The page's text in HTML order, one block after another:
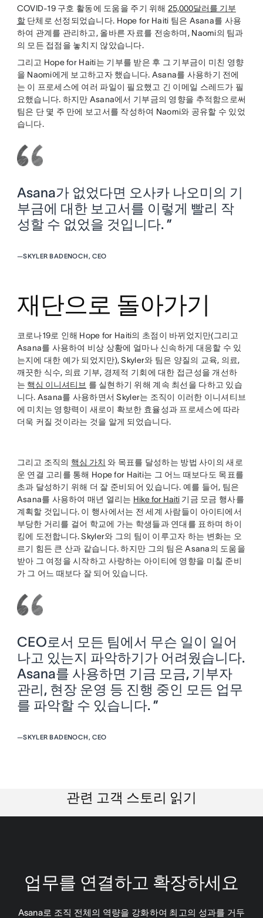
COVID-19 구호 활동에 도움을 주기 위해 25,000달러를 기부
할단체로 선정되었습니다. Hope for Haiti 팀은 Asana를 사용
하여 관계를 관리하고, 올바른 자료를 전송하며, Naomi의 팀과
의 모든 접점을 놓치지 않았습니다.
그리고 Hope for Haiti는 기부를 받은 후 그 기부금이 미친 영향
을 Naomi에게 보고하고자 했습니다. Asana를 사용하기 전에
는 이 프로세스에 여러 파일이 필요했고 긴 이메일 스레드가 필
요했습니다. 하지만 Asana에서 기부금의 영향을 추적함으로써
팀은 단 몇 주 만에 보고서를 작성하여 Naomi와 공유할 수 있었
습니다.
Asana가 없었다면 오사카 나오미의 기
부금에 대한 보고서를 이렇게 빨리 작
성할 수 없었을 것입니다. ”
—SKYLER BADENOCH, CEO
재단으로 돌아가기
코로나19로 인해 Hope for Haiti의 초점이 바뀌었지만(그리고
Asana를 사용하여 비상 상황에 얼마나 신속하게 대응할 수 있
는지에 대한 예가 되었지만), Skyler와 팀은 양질의 교육, 의료,
깨끗한 식수, 의료 기부, 경제적 기회에 대한 접근성을 개선하
는 핵심 이니셔티브 를 실현하기 위해 계속 최선을 다하고 있습
니다. Asana를 사용하면서 Skyler는 조직이 이러한 이니셔티브
에 미치는 영향력이 새로이 확보한 효율성과 프로세스에 따라
더욱 커질 것이라는 것을 알게 되었습니다.
그리고 조직의 핵심 가치 와 목표를 달성하는 방법 사이의 새로
운 연결 고리를 통해 Hope for Haiti는 그 어느 때보다도 목표를
초과 달성하기 위해 더 잘 준비되어 있습니다. 예를 들어, 팀은
Asana를 사용하여 매년 열리는 Hike for Haiti 기금 모금 행사를
계획할 것입니다. 이 행사에서는 전 세계 사람들이 아이티에서
부당한 거리를 걸어 학교에 가는 학생들과 연대를 표하며 하이
킹에 도전합니다. Skyler와 그의 팀이 이루고자 하는 변화는 오
르기 힘든 큰 산과 같습니다. 하지만 그의 팀은 Asana의 도움을
받아 그 여정을 시작하고 사랑하는 아이티에 영향을 미칠 준비
가 그 어느 때보다 잘 되어 있습니다.
CEO로서 모든 팀에서 무슨 일이 일어
나고 있는지 파악하기가 어려웠습니다.
Asana를 사용하면 기금 모금, 기부자
관리, 현장 운영 등 진행 중인 모든 업무
를 파악할 수 있습니다. ”
—SKYLER BADENOCH, CEO
관련 고객 스토리 읽기
업무를 연결하고 확장하세요
Asana로 조직 전체의 역량을 강화하여 최고의 성과를 거두